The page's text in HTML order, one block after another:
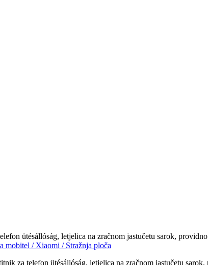
ütésállóság, letjelica na zračnom jastučetu sarok, providno
mobitel / Xiaomi / Stražnja ploča